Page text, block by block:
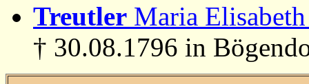
Treutler Maria
† 30.08.1796 in